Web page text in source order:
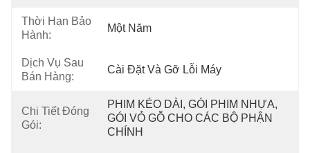
Thời Hạn Bảo
Hành:
Một Năm
Dịch Vụ Sau
Bán Hàng:
Cài Đặt Và Gỡ Lỗi Máy
Chi Tiết Đóng
Gói:
PHIM KÉO DÀI, GÓI PHIM NHỰA,
GÓI VỎ GỖ CHO CÁC BỘ PHẬN
CHÍNH